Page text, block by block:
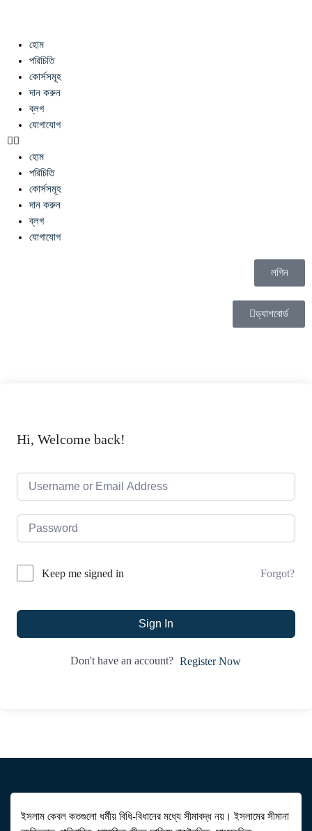
হোম
পরিচিতি
কোর্সসমূহ
দান করুন
ব্লগ
যোগাযোগ
হোম
পরিচিতি
কোর্সসমূহ
দান করুন
ব্লগ
যোগাযোগ
লগিন
ড্যাশবোর্ড
Hi, Welcome back!
Keep me signed in Forgot?
Sign In
Don't have an account? Register Now
ইসলাম কেবল কতগুলো ধর্মীয় বিধি-বিধানের মধ্যে সীমাবদ্ধ নয়। ইসলামের সীমানা